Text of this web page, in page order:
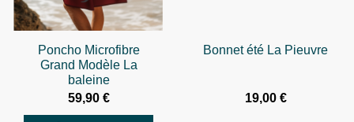
Poncho Microfibre
Grand Modèle La
baleine
59,90 €
Bonnet été La Pieuvre
19,00 €